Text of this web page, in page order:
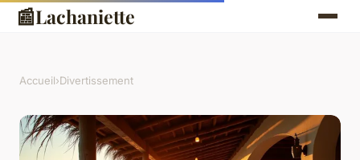
📰Lachaniette
Accueil›Divertissement